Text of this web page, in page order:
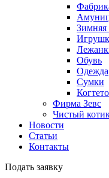
Зимняя
Обувь
Одежда
Сумки
Фирма Зевс
Чистый
Новости
Статьи
Контакты
Подать заявку